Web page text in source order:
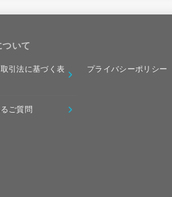
いて
引法に基づく表
プライバシーポリシー
ご質問